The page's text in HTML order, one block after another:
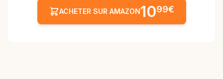
ACHETER SUR AMAZON1099€